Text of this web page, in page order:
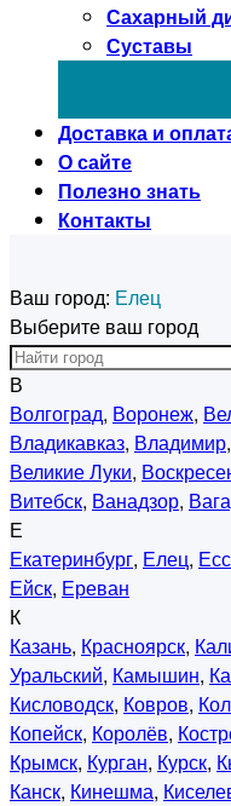
Сахарный
Суставы
Доставка и
О сайте
Полезно знать
Контакты
Ваш город: Елец
Выберите ваш город
В
Волгоград, Воронеж,
Владикавказ, Владимир,
Великие Луки,
Витебск, Ванадзор,
Е
Екатеринбург, Елец,
Ейск, Ереван
К
Казань, Красноярск,
Уральский, Камышин,
Кисловодск, Ковров,
Копейск, Королёв,
Крымск, Курган, Курск,
Канск, Кинешма,